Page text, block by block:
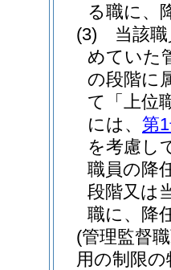
る職に、
(3)
当該
めていた
の段階に
て「上位
には、 第
を考慮し
職員の降
段階又は
職に、降
(管理監督
用の制限の